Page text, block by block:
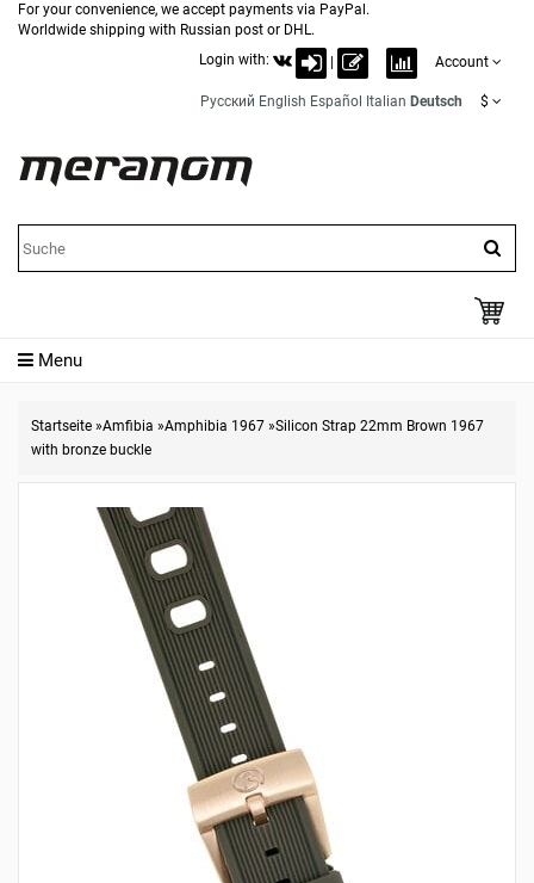
For your convenience, we accept payments via PayPal.
Worldwide shipping with Russian post or DHL.
Login with:
Account
Русский English Español Italian Deutsch $
Menu
Startseite »Amfibia »Amphibia 1967 »Silicon Strap 22mm Brown 1967
with bronze buckle